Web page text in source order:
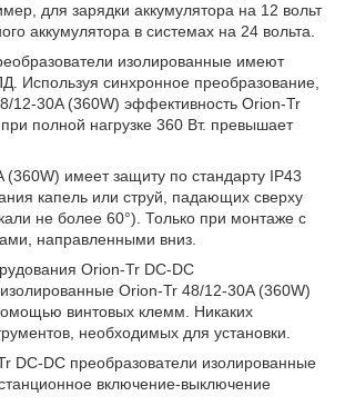
для зарядки аккумулятора на 12 вольт
аккумулятора в системах на 24 вольта.
изолированные имеют
Используя синхронное преобразование,
12-30A (360W) эффективность Orion-Tr
полной нагрузке 360 Вт. превышает
(360W) имеет защиту по стандарту IP43
капель или струй, падающих сверху
не более 60°). Только при монтаже с
направленными вниз.
Orion-Tr DC-DC
Orion-Tr 48/12-30A (360W)
винтовых клемм. Никаких
необходимых для установки.
DC-DC преобразователи изолированные
включение-выключение